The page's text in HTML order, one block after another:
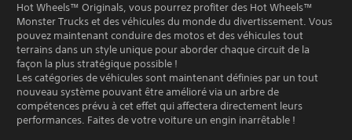
Hot Wheels™ Originals, vous pourrez profiter des Hot Wheels™
Monster Trucks et des véhicules du monde du divertissement. Vous
pouvez maintenant conduire des motos et des véhicules tout
terrains dans un style unique pour aborder chaque circuit de la
façon la plus stratégique possible !
Les catégories de véhicules sont maintenant définies par un tout
nouveau système pouvant être amélioré via un arbre de
compétences prévu à cet effet qui affectera directement leurs
performances. Faites de votre voiture un engin inarrêtable !